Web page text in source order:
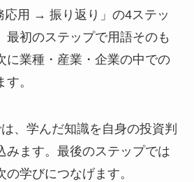
用 → 振り返り」の4ステッ
最初のステップで用語そのも
に業種・産業・企業の中での
。
、学んだ知識を自身の投資判
みます。最後のステップでは
学びにつなげます。